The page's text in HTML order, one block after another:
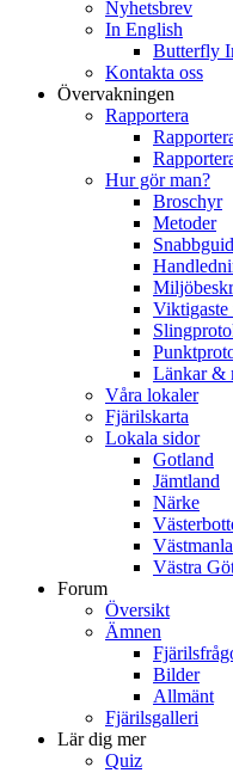
Nyhetsbrev
In English
Butterfly
Kontakta oss
Övervakningen
Rapportera
Hur gör man?
Broschyr
Metoder
Viktigaste
Länkar &
Våra lokaler
Fjärilskarta
Lokala sidor
Gotland
Jämtland
Närke
Västra
Forum
Översikt
Ämnen
Bilder
Allmänt
Fjärilsgalleri
Lär dig mer
Quiz